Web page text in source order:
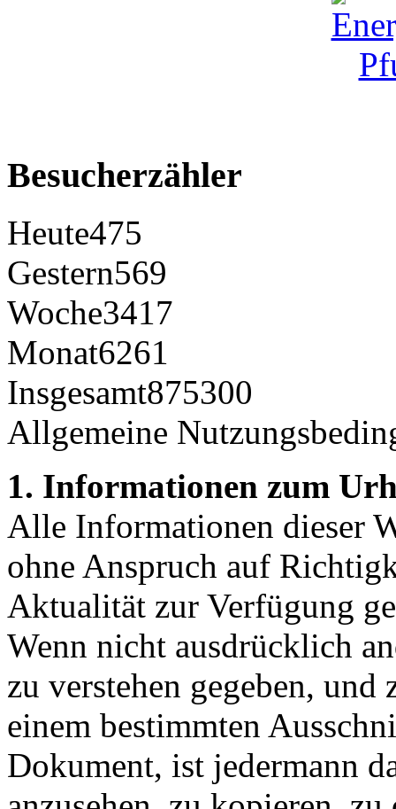
Besucherzähler
Heute475
Gestern569
Woche3417
Monat6261
Insgesamt875300
Allgemeine
1. Informationen zum
Alle Informationen dieser
ohne Anspruch auf
Aktualität zur Verfügung
Wenn nicht ausdrücklich
zu verstehen gegeben,
einem bestimmten
Dokument, ist jedermann